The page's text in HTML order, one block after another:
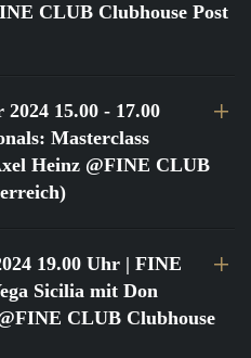
CLUB Clubhouse Post
15.00 - 17.00
Masterclass
Heinz @FINE CLUB
19.00 Uhr | FINE
Sicilia mit Don
CLUB Clubhouse